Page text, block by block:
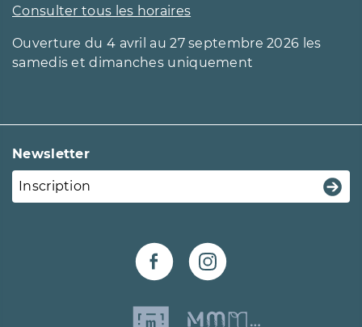
Consulter tous les horaires
Ouverture du 4 avril au 27 septembre 2026 les
samedis et dimanches uniquement
Newsletter
Inscription